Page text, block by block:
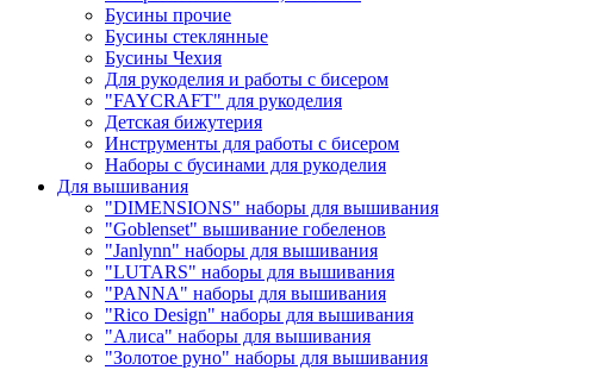
Бусины прочие
Бусины стеклянные
Бусины Чехия
Для рукоделия и работы с бисером
"FAYCRAFT" для рукоделия
Детская бижутерия
Инструменты для работы с бисером
Наборы с бусинами для рукоделия
Для вышивания
"DIMENSIONS" наборы для вышивания
"Goblenset" вышивание гобеленов
"Janlynn" наборы для вышивания
"LUTARS" наборы для вышивания
"PANNA" наборы для вышивания
"Rico Design" наборы для вышивания
"Алиса" наборы для вышивания
"Золотое руно" наборы для вышивания